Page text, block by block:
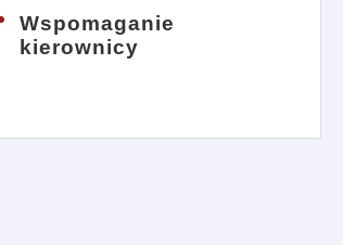
Wspomaganie
kierownicy